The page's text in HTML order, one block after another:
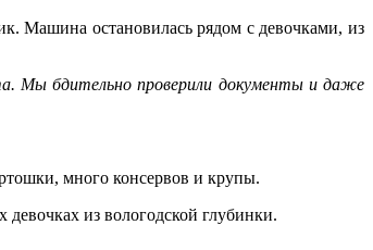
Машина остановилась рядом с девочками, из
Мы бдительно проверили документы и даже
много консервов и крупы.
из вологодской глубинки.